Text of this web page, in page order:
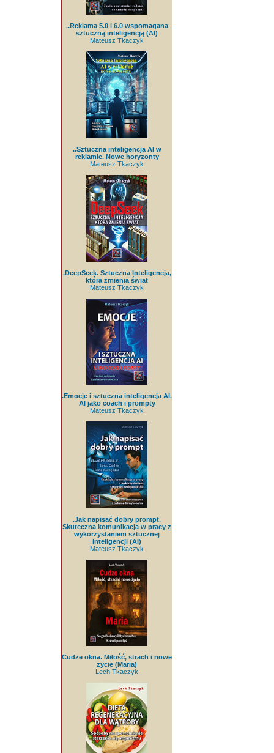
..Reklama 5.0 i 6.0 wspomagana
sztuczną inteligencją (AI)
Mateusz Tkaczyk
..Sztuczna inteligencja AI w
reklamie. Nowe horyzonty
Mateusz Tkaczyk
.DeepSeek. Sztuczna Inteligencja,
która zmienia świat
Mateusz Tkaczyk
.Emocje i sztuczna inteligencja AI.
AI jako coach i prompty
Mateusz Tkaczyk
.Jak napisać dobry prompt.
Skuteczna komunikacja w pracy z
wykorzystaniem sztucznej
inteligencji (AI)
Mateusz Tkaczyk
Cudze okna. Miłość, strach i nowe
życie (Maria)
Lech Tkaczyk